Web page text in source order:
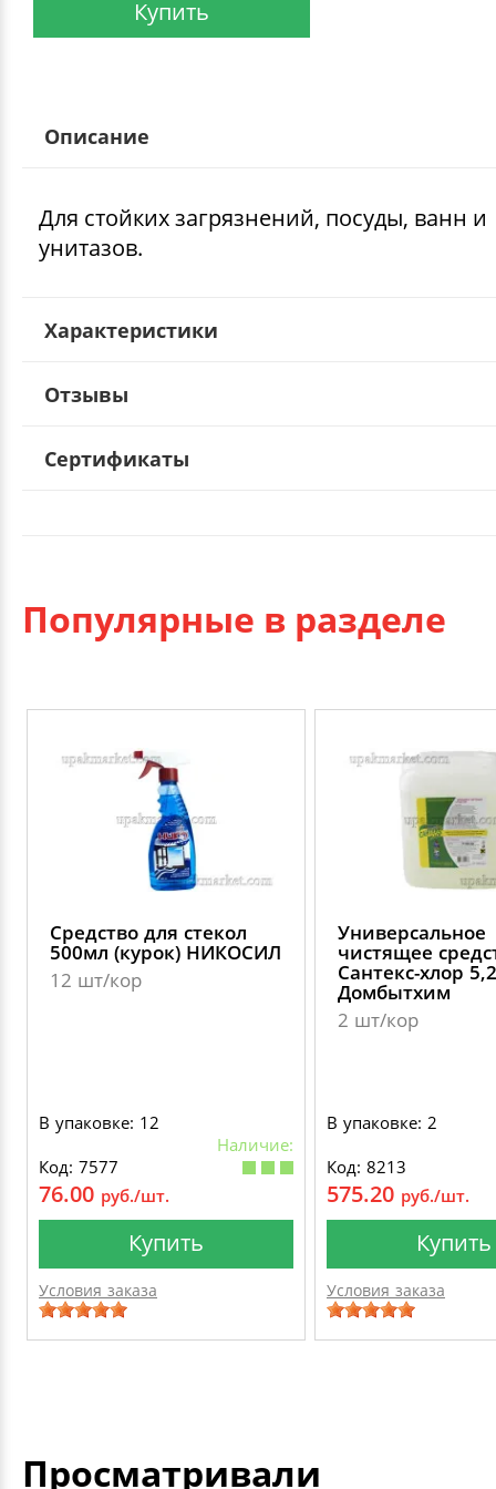
Купить
Описание
Для стойких загрязнений, посуды, ванн и
унитазов.
Характеристики
Отзывы
Сертификаты
Популярные в разделе
Средство для стекол
500мл (курок) НИКОСИЛ
12 шт/кор
В упаковке: 12
Наличие:
Код: 7577
76.00 руб./шт.
Купить
Условия заказа
Универсальное
чистящее
Сантекс-хлор
Домбытхим
2 шт/кор
В упаковке: 2
Код: 8213
575.20 руб./шт.
Купить
Условия заказа
Просматривали